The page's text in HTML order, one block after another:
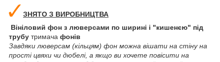
ЗНЯТО З ВИРОБНИЦТВА
Вініловий фон з люверсами по ширині і "кишенєю" під
трубу тримача фонів
Завдяки люверсам (кільцям) фон можна вішати на стіну на
прості цвяхи чи дюбелі, а якщо ви хочете повісити на